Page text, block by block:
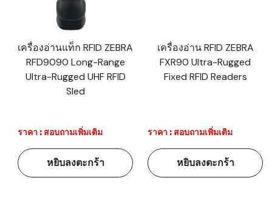
เครื่องอ่านแท็ก RFID ZEBRA
RFD9090 Long-Range
Ultra-Rugged UHF RFID
Sled
ราคา : สอบถามเพิ่มเติม
หยิบลงตะกร้า
เครื่องอ่าน RFID ZEBRA
FXR90 Ultra-Rugged
Fixed RFID Readers
ราคา : สอบถามเพิ่มเติม
หยิบลงตะกร้า